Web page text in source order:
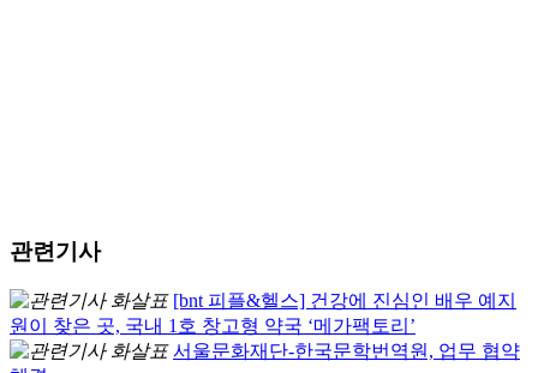
관련기사
[bnt 피플&헬스] 건강에 진심인 배우 예지
원이 찾은 곳, 국내 1호 창고형 약국 ‘메가팩토리’
서울문화재단-한국문학번역원, 업무 협약